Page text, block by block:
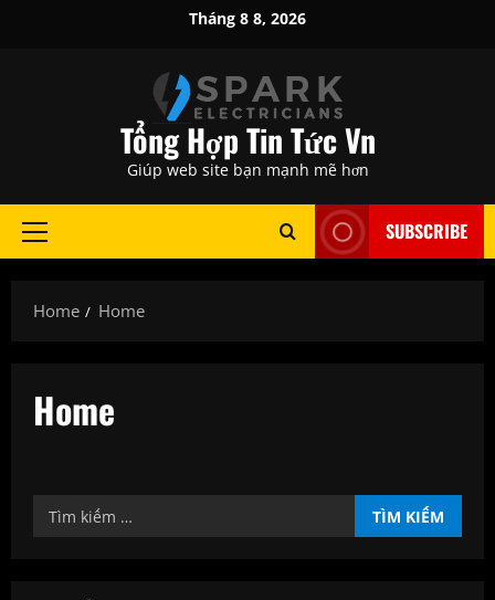
Tháng 8 8, 2026
Tổng Hợp Tin Tức Vn
Giúp web site bạn mạnh mẽ hơn
Primary
SUBSCRIBE
Home Home
Home
Tìm
kiếm